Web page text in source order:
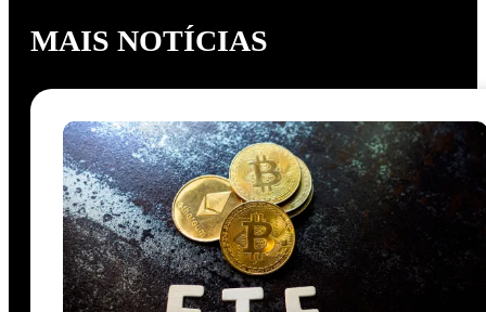
MAIS NOTÍCIAS